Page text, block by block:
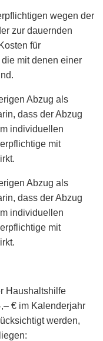
wegen der
zur dauernden
für
mit denen einer
Abzug als
dass der Abzug
individuellen
mit
Abzug als
dass der Abzug
individuellen
mit
Haushaltshilfe
€ im Kalenderjahr
werden,